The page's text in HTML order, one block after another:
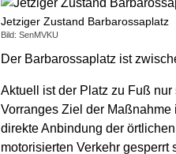
Jetziger Zustand Barbarossaplatz
Bild: SenMVKU
Der Barbarossaplatz ist
Aktuell ist der Platz zu Fuß
Vorranges Ziel der
direkte Anbindung der
motorisierten Verkehr